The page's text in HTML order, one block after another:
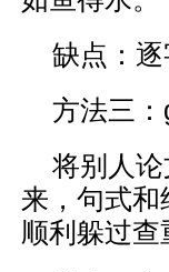
缺点：
方法三
将别人
来，句式
顺利躲过查